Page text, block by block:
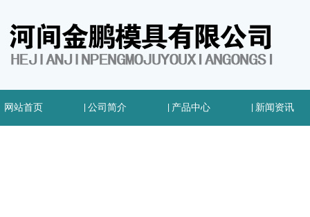
网站首页 公司简介 产品中心 新闻资讯